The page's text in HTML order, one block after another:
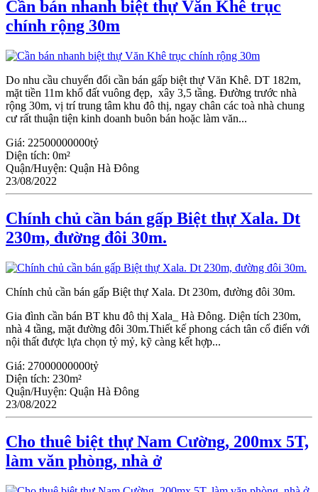
Cần bán nhanh biệt thự Văn Khê trục
chính rộng 30m
Do nhu cầu chuyển đổi cần bán gấp biệt thự Văn Khê. DT 182m,
mặt tiền 11m khổ đất vuông đẹp, xây 3,5 tầng. Đường trước nhà
rộng 30m, vị trí trung tâm khu đô thị, ngay chân các toà nhà chung
cư rất thuận tiện kinh doanh buôn bán hoặc làm văn...
Giá: 22500000000tỷ
Diện tích: 0m²
Quận/Huyện: Quận Hà Đông
23/08/2022
Chính chủ cần bán gấp Biệt thự Xala. Dt
230m, đường đôi 30m.
Chính chủ cần bán gấp Biệt thự Xala. Dt 230m, đường đôi 30m.
Gia đình cần bán BT khu đô thị Xala_ Hà Đông. Diện tích 230m,
nhà 4 tầng, mặt đường đôi 30m.Thiết kế phong cách tân cổ điển với
nội thất được lựa chọn tỷ mỷ, kỹ càng kết hợp...
Giá: 27000000000tỷ
Diện tích: 230m²
Quận/Huyện: Quận Hà Đông
23/08/2022
Cho thuê biệt thự Nam Cường, 200mx 5T,
làm văn phòng, nhà ở